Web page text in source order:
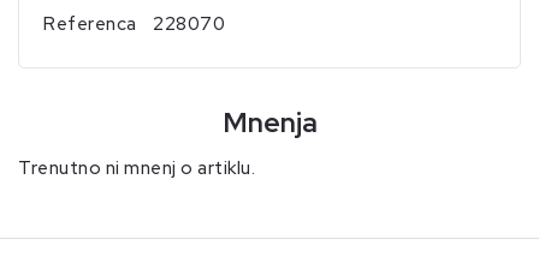
Referenca 228070
Mnenja
Trenutno ni mnenj o artiklu.